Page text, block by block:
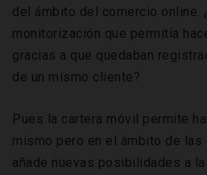
del ámbito del comercio online.
monitorización que permitía
gracias a que quedaban
de un mismo cliente?
Pues la cartera móvil permite
mismo pero en el ámbito de
añade nuevas posibilidades a la